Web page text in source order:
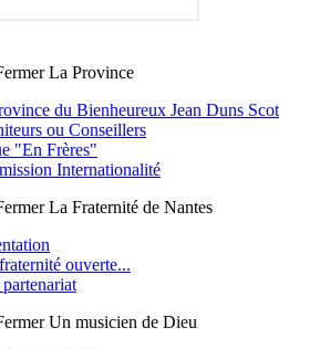
La Province
du Bienheureux Jean Duns Scot
ou Conseillers
"En Frères"
Internationalité
La Fraternité de Nantes
ouverte...
partenariat
Un musicien de Dieu